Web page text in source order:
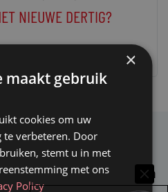
NIEUWE DERTIG?
Mr. bericht over actuele zaken
×
maakt gebruik
cookies om uw
te verbeteren. Door
stemt u in met
met ons
Policy